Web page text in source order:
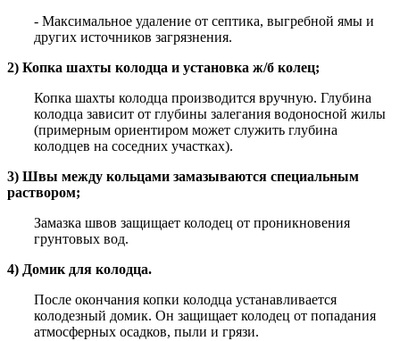
- Максимальное удаление от септика, выгребной ямы и
других источников загрязнения.
2) Копка шахты колодца и установка ж/б колец;
Копка шахты колодца производится вручную. Глубина
колодца зависит от глубины залегания водоносной жилы
(примерным ориентиром может служить глубина
колодцев на соседних участках).
3) Швы между кольцами замазываются специальным
раствором;
Замазка швов защищает колодец от проникновения
грунтовых вод.
4) Домик для колодца.
После окончания копки колодца устанавливается
колодезный домик. Он защищает колодец от попадания
атмосферных осадков, пыли и грязи.